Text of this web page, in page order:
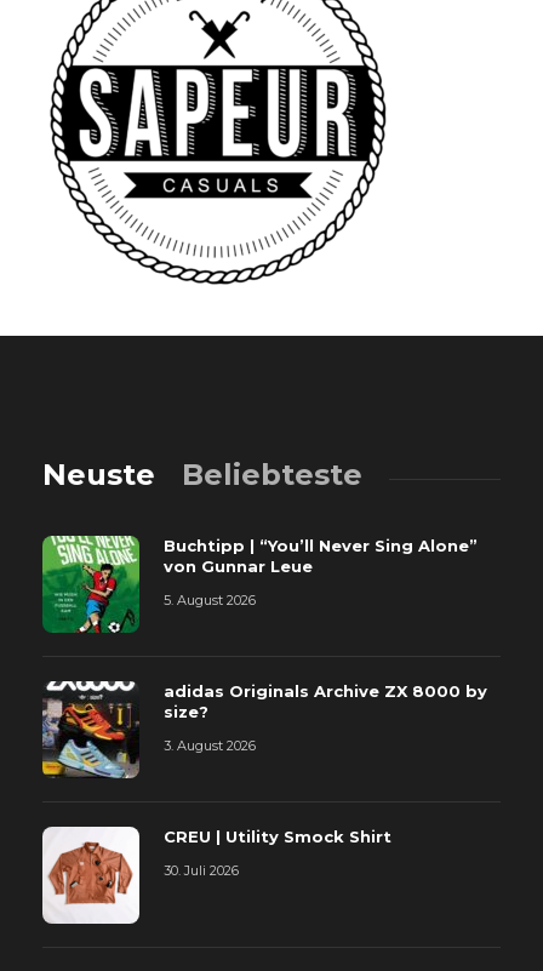
Neuste Beliebteste
Buchtipp | “You’ll Never Sing Alone”
von Gunnar Leue
5. August 2026
adidas Originals Archive ZX 8000 by
size?
3. August 2026
CREU | Utility Smock Shirt
30. Juli 2026